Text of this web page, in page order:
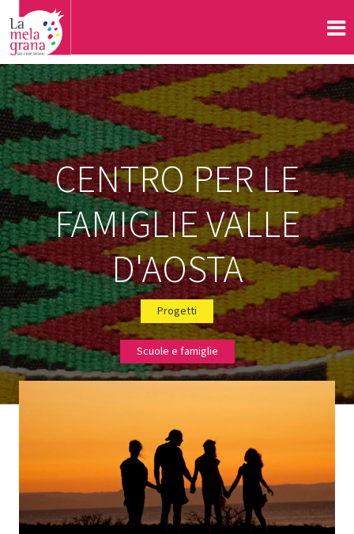
CENTRO PER LE
FAMIGLIE VALLE
D'AOSTA
Progetti
Scuole e famiglie